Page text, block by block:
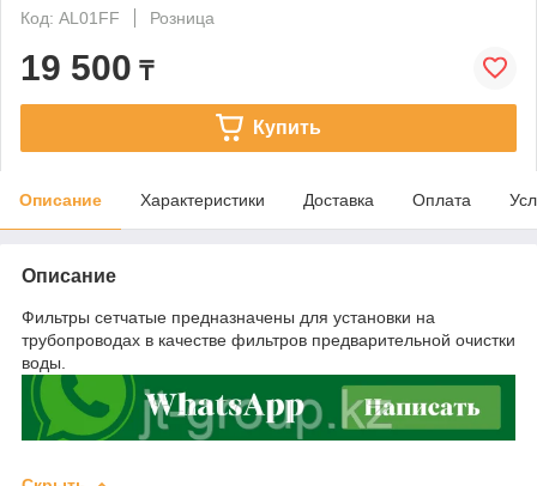
Код: AL01FF
Розница
19 500 ₸
Купить
Описание Характеристики Доставка Оплата
Описание
Фильтры сетчатые предназначены для установки на
трубопроводах в качестве фильтров предварительной очистки
воды.